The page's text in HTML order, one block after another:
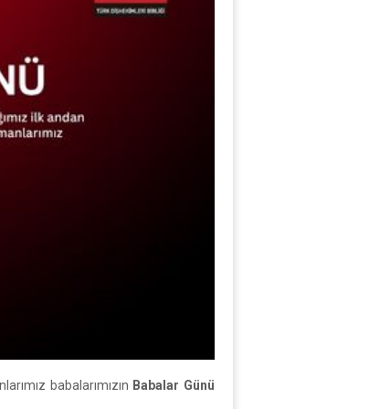
babalarımızın Babalar Günü